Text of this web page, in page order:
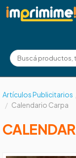
Artículos Publicitarios
Calendario Carpa